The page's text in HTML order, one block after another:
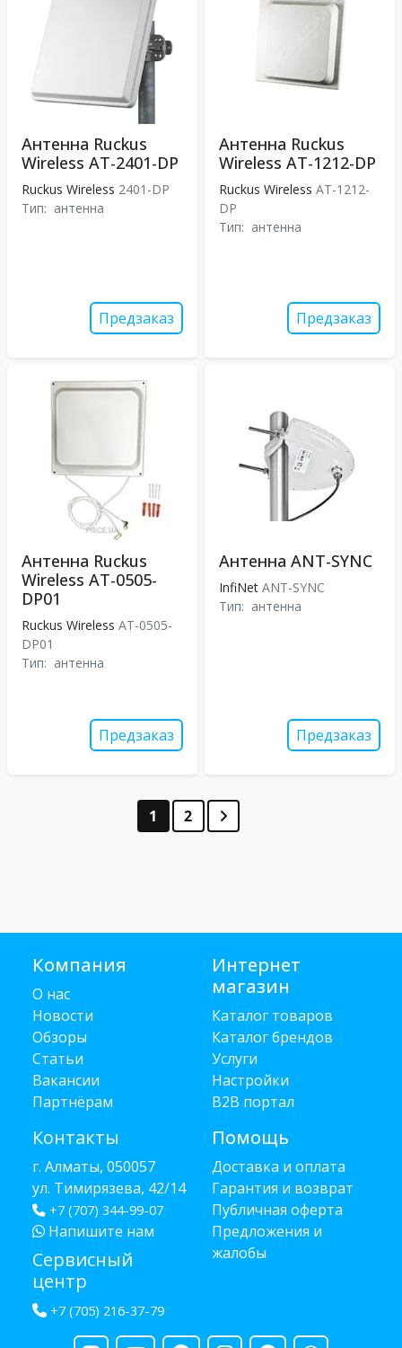
Антенна Ruckus
Wireless AT-2401-DP
Ruckus Wireless 2401-DP
Тип: антенна
Предзаказ
Антенна Ruckus
Wireless AT-1212-DP
Ruckus Wireless AT-1212-
DP
Тип: антенна
Предзаказ
Антенна Ruckus
Wireless AT-0505-
DP01
Ruckus Wireless AT-0505-
DP01
Тип: антенна
Предзаказ
Антенна ANT-SYNC
InfiNet ANT-SYNC
Тип: антенна
Предзаказ
1 2
Компания
О нас
Новости
Обзоры
Статьи
Вакансии
Партнёрам
Контакты
г. Алматы, 050057
ул. Тимирязева, 42/14
+7 (707) 344-99-07
Напишите нам
Сервисный
центр
+7 (705) 216-37-79
Интернет
магазин
Каталог товаров
Каталог брендов
Услуги
Настройки
B2B портал
Помощь
Доставка и оплата
Гарантия и возврат
Публичная оферта
Предложения и
жалобы